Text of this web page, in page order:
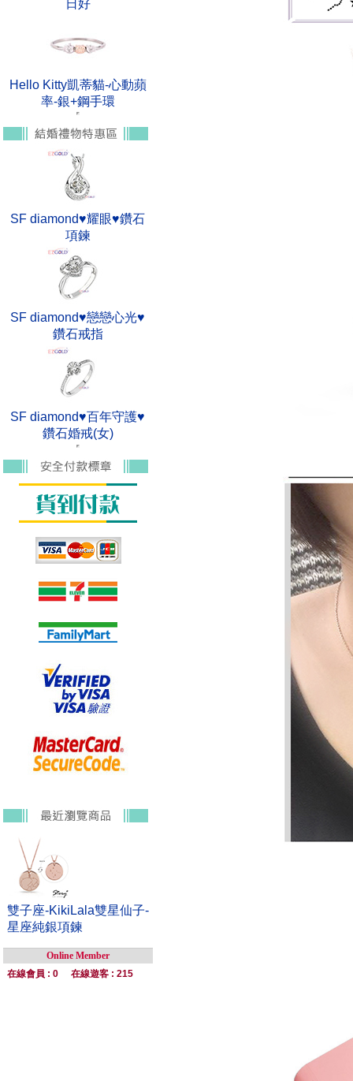
日好
Hello Kitty凱蒂貓-心動蘋
率-銀+鋼手環
SF diamond♥耀眼♥鑽石
項鍊
SF diamond♥戀戀心光♥
鑽石戒指
SF diamond♥百年守護♥
鑽石婚戒(女)
雙子座-KikiLala雙星仙子-
星座純銀項鍊
Online Member
在線會員 : 0
在線遊客 : 215